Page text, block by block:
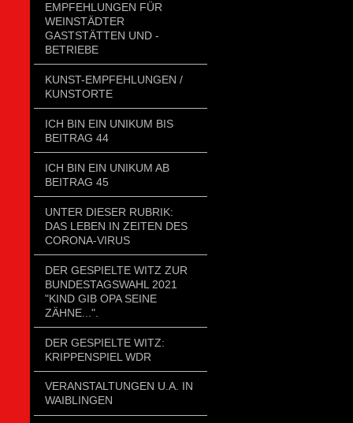
EMPFEHLUNGEN FÜR
WEINSTÄDTER
GASTSTÄTTEN UND -
BETRIEBE
KUNST-EMPFEHLUNGEN /
KUNSTORTE
ICH BIN EIN UNIKUM BIS
BEITRAG 44
ICH BIN EIN UNIKUM AB
BEITRAG 45
UNTER DIESER RUBRIK:
DAS LEBEN IN ZEITEN DES
CORONA-VIRUS
DER GESPIELTE WITZ ZUR
BUNDESTAGSWAHL 2021
"KIND GIB OPA SEINE
ZÄHNE...".
DER GESPIELTE WITZ:
KRIPPENSPIEL WDR
VERANSTALTUNGEN U.A. IN
WAIBLINGEN